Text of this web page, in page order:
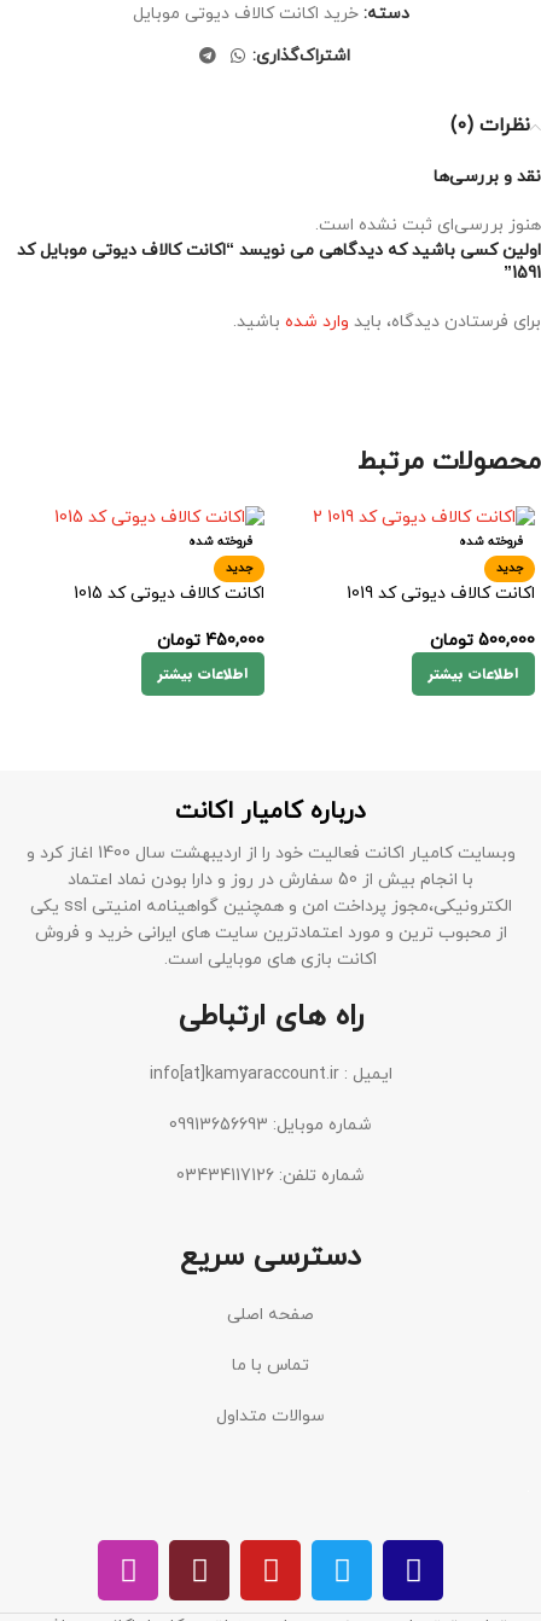
دسته: خرید اکانت کالاف دیوتی موبایل
اشتراک‌گذاری:
نظرات (0)
نقد و بررسی‌ها
هنوز بررسی‌ای ثبت نشده است.
اولین کسی باشید که دیدگاهی می نویسد “اکانت کالاف دیوتی موبایل کد
1591”
برای فرستادن دیدگاه، باید وارد شده باشید.
محصولات مرتبط
فروخته شده
جدید
اکانت کالاف دیوتی کد 1019
500,000 تومان
اطلاعات بیشتر
فروخته شده
جدید
اکانت کالاف دیوتی کد 1015
450,000 تومان
اطلاعات بیشتر
درباره کامیار اکانت
وبسایت کامیار اکانت فعالیت خود را از اردیبهشت سال 1400 اغاز کرد و
با انجام بیش از 50 سفارش در روز و دارا بودن نماد اعتماد
الکترونیکی،مجوز پرداخت امن و همچنین گواهینامه امنیتی ssl یکی
از محبوب ترین و مورد اعتمادترین سایت های ایرانی خرید و فروش
اکانت بازی های موبایلی است.
راه های ارتباطی
ایمیل : info[at]kamyaraccount.ir
شماره موبایل: 09913656693
شماره تلفن: 03434117126
دسترسی سریع
صفحه اصلی
تماس با ما
سوالات متداول